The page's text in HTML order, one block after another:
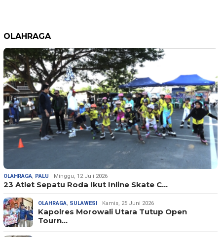
OLAHRAGA
OLAHRAGA, PALU Minggu, 12 Juli 2026
23 Atlet Sepatu Roda Ikut Inline Skate C…
OLAHRAGA, SULAWESI Kamis, 25 Juni 2026
Kapolres Morowali Utara Tutup Open
Tourn…